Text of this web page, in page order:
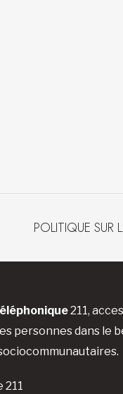
POLITIQUE SUR
211,
personnes dans le
211